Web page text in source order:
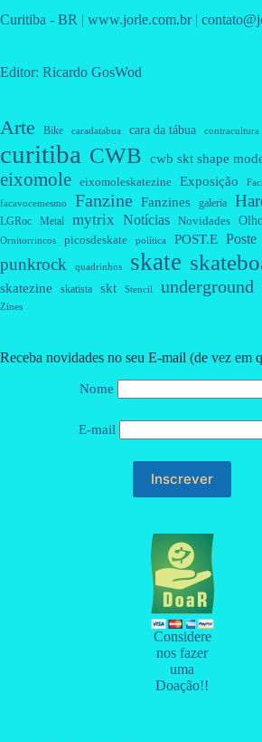
Curitiba - BR | www.jorle.com.br |
Editor: Ricardo GosWod
Arte Bike caradatabua cara da tábua contracultura
curitiba CWB cwb skt shape
eixomole eixomoleskatezine Exposição
facavocemesmo Fanzine Fanzines galeria
LGRoc Metal mytrix Notícias Novidades
Ornitorrincos picosdeskate política POST.E Poste
punkrock quadrinhos skate
skatezine skatista skt Stencil underground
Zines
Receba novidades no seu E-mail (de vez em
Nome
E-mail
Considere
nos fazer
uma
Doação!!